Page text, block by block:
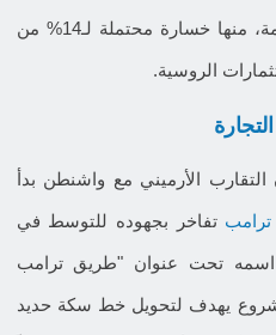
الأوروبي، محذراً من عواقب وخيمة، منها خسارة محتملة لـ14% من
الروسية.
الأرميني مع واشنطن بدأ
ترامب تفاخر بجهوده للتوسط في
اسمه تحت عنوان "طريق ترامب
مشروع يهدف لتحويل خط سكة حديد